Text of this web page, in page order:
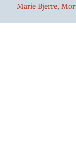
Marie Bjerre,